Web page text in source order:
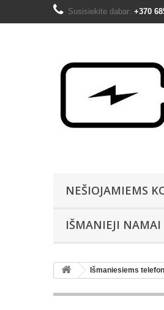
Susisiekite dabar: +370
NEŠIOJAMIEMS
IŠMANIEJI NAMAI
Išmaniesiems